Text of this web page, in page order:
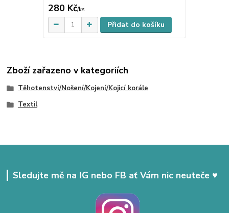
280 Kč/ks
Přidat do košíku
Zboží zařazeno v kategoriích
Těhotenství/Nošení/Kojení/Kojicí korále
Textil
Sledujte mě na IG nebo FB ať Vám nic neuteče ♥